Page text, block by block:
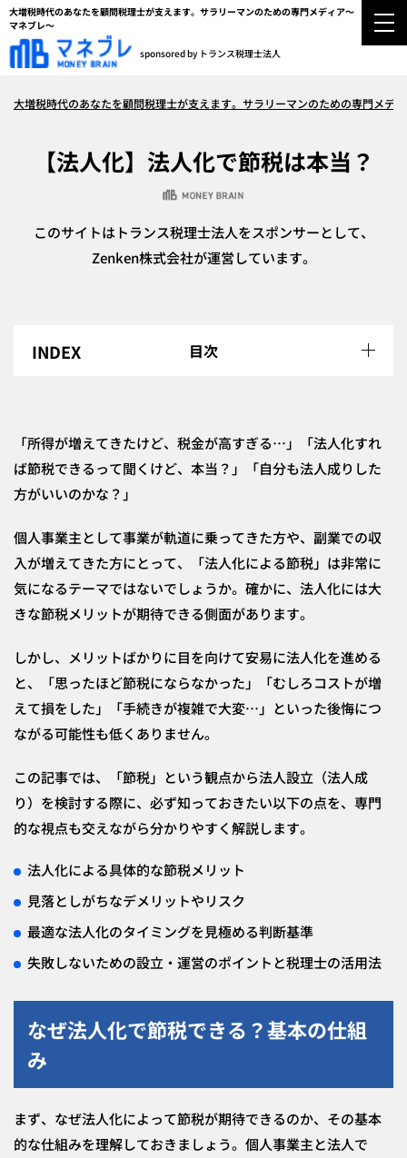
大増税時代のあなたを顧問税理士が支えます。サラリーマンのための専門メディア～
マネブレ～
sponsored by トランス税理士法人
大増税時代のあなたを顧問税理士が支えます。サラリーマンのための専門メデ
【法人化】法人化で節税は本当？
このサイトはトランス税理士法人をスポンサーとして、
Zenken株式会社が運営しています。
目次
「所得が増えてきたけど、税金が高すぎる…」「法人化すれ
ば節税できるって聞くけど、本当？」「自分も法人成りした
方がいいのかな？」
個人事業主として事業が軌道に乗ってきた方や、副業での収
入が増えてきた方にとって、「法人化による節税」は非常に
気になるテーマではないでしょうか。確かに、法人化には大
きな節税メリットが期待できる側面があります。
しかし、メリットばかりに目を向けて安易に法人化を進める
と、「思ったほど節税にならなかった」「むしろコストが増
えて損をした」「手続きが複雑で大変…」といった後悔につ
ながる可能性も低くありません。
この記事では、「節税」という観点から法人設立（法人成
り）を検討する際に、必ず知っておきたい以下の点を、専門
的な視点も交えながら分かりやすく解説します。
法人化による具体的な節税メリット
見落としがちなデメリットやリスク
最適な法人化のタイミングを見極める判断基準
失敗しないための設立・運営のポイントと税理士の活用法
なぜ法人化で節税できる？基本の仕組
み
まず、なぜ法人化によって節税が期待できるのか、その基本
的な仕組みを理解しておきましょう。個人事業主と法人で